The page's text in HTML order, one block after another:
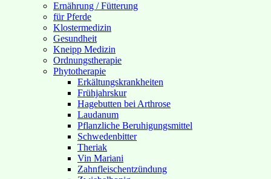
Ernährung / Fütterung
für Pferde
Klostermedizin
Gesundheit
Kneipp Medizin
Ordnungstherapie
Phytotherapie
Erkältungskrankheiten
Frühjahrskur
Hagebutten bei Arthrose
Laudanum
Pflanzliche Beruhigungsmittel
Schwedenbitter
Theriak
Vin Mariani
Zahnfleischentzündung